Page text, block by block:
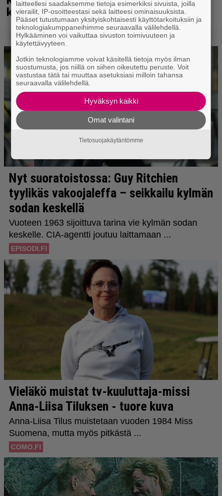
kuussa dokumentti
laitteellesi saadaksemme tietoja esimerkiksi sivuista, joilla
vierailit, IP-osoitteestasi sekä laitteesi ominaisuuksista.
Pääset tutustumaan yksityiskohtaisesti käyttötarkoituksiin ja
teknologiakumppaneihimme seuraavalla välilehdellä.
Hylkääminen voi vaikuttaa sivuston toimivuuteen ja
käytettävyyteen.
Jotkin teknologiamme voivat käsitellä tietoja myös ilman
suostumusta, jos niillä on siihen oikeutettu peruste. Voit
vastustaa tätä tai muuttaa asetuksiasi milloin tahansa
seuraavalla välilehdellä.
Hyväksyn kaikki
Omat valintani
Tietosuojakäytäntömme